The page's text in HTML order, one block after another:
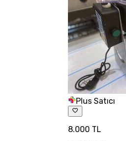
Plus Satıcı
8.000 TL